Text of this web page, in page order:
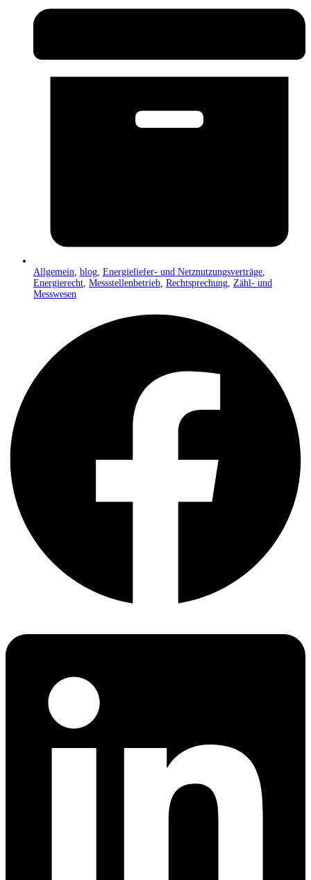
Allgemein, blog, Energieliefer- und Netznutzungsverträge,
Energierecht, Messstellenbetrieb, Rechtsprechung, Zähl- und
Messwesen